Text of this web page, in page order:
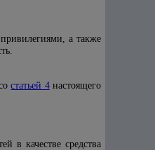
а также
статьей 4настоящего
в качестве средства